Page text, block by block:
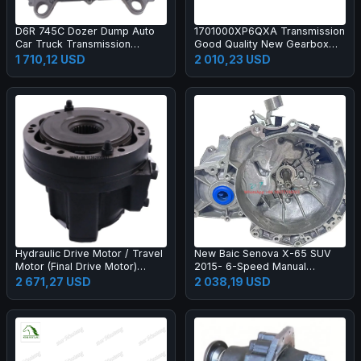
D6R 745C Dozer Dump Auto
Car Truck Transmission
Systems GP Controller ECM
ECU Control Unit 455-9580
1 710,12 USD
1701000XP6QXA Transmission
Good Quality New Gearbox
for Great Wall Haval Wingle
2 010,23 USD
Hydraulic Drive Motor / Travel
Motor (Final Drive Motor)
7253517 7001046 for Skid
Steer Loader Compact Track
2 671,27 USD
New Baic Senova X-65 SUV
2015- 6-Speed Manual
Transmission Gearbox
Assembly Kit L00200007
2 038,19 USD